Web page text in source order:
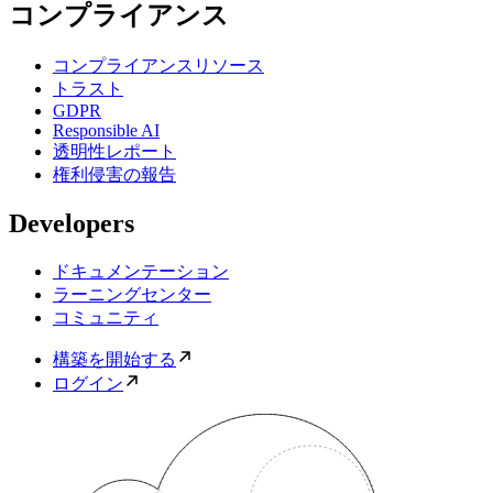
コンプライアンス
コンプライアンスリソース
トラスト
GDPR
Responsible AI
透明性レポート
権利侵害の報告
Developers
ドキュメンテーション
ラーニングセンター
コミュニティ
構築を開始する
ログイン